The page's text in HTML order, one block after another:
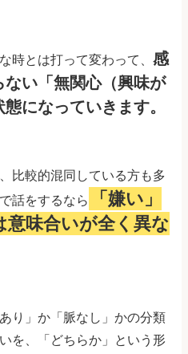
時とは打って変わって、 感
い「無関心（興味が
になっていきます。
比較的混同している方も多
話をするなら
「嫌い」
意味合いが全く異な
り」か「脈なし」かの分類
を、「どちらか」という形